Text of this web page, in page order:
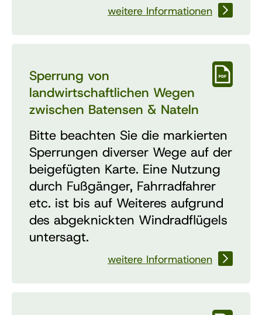
weitere Informationen
Sperrung von
landwirtschaftlichen Wegen
zwischen Batensen & Nateln
Bitte beachten Sie die markierten
Sperrungen diverser Wege auf der
beigefügten Karte. Eine Nutzung
durch Fußgänger, Fahrradfahrer
etc. ist bis auf Weiteres aufgrund
des abgeknickten Windradflügels
untersagt.
weitere Informationen